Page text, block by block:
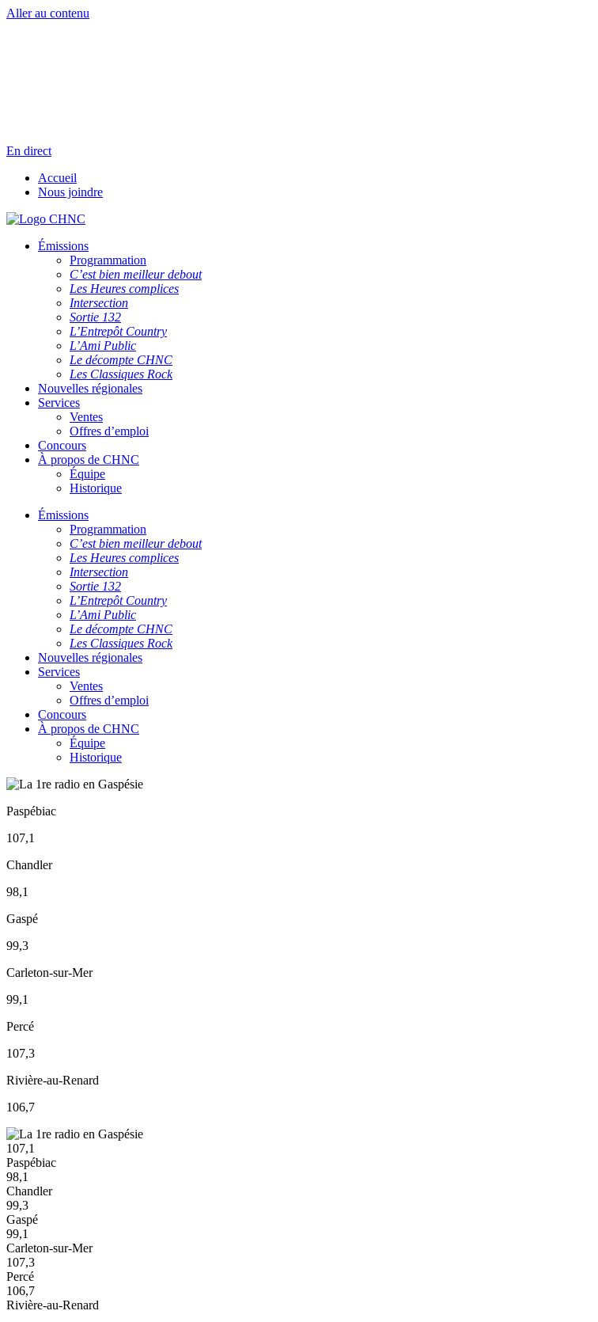
Aller au contenu
En direct
Accueil
Nous joindre
Émissions
Programmation
C’est bien meilleur debout
Les Heures complices
Intersection
Sortie 132
L’Entrepôt Country
L’Ami Public
Le décompte CHNC
Les Classiques Rock
Nouvelles régionales
Services
Ventes
Offres d’emploi
Concours
À propos de CHNC
Équipe
Historique
Émissions
Programmation
C’est bien meilleur debout
Les Heures complices
Intersection
Sortie 132
L’Entrepôt Country
L’Ami Public
Le décompte CHNC
Les Classiques Rock
Nouvelles régionales
Services
Ventes
Offres d’emploi
Concours
À propos de CHNC
Équipe
Historique
Paspébiac
107,1
Chandler
98,1
Gaspé
99,3
Carleton-sur-Mer
99,1
Percé
107,3
Rivière-au-Renard
106,7
107,1
Paspébiac
98,1
Chandler
99,3
Gaspé
99,1
Carleton-sur-Mer
107,3
Percé
106,7
Rivière-au-Renard